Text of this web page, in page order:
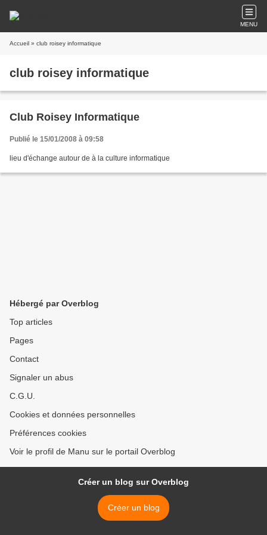
MENU
Accueil » club roisey informatique
club roisey informatique
Club Roisey Informatique
Publié le 15/01/2008 à 09:58
lieu d'échange autour de à la culture informatique
Hébergé par Overblog
Top articles
Pages
Contact
Signaler un abus
C.G.U.
Cookies et données personnelles
Préférences cookies
Voir le profil de Manu sur le portail Overblog
Créer un blog sur Overblog
Créer un blog